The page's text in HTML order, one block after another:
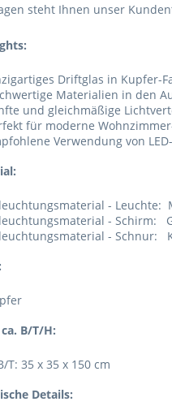
steht Ihnen unser
Driftglas in Kupfer-
Materialien in den
und gleichmäßige
für moderne
Verwendung von
- Leuchte:
- Schirm:
- Schnur:
B/T/H:
T: 35 x 35 x 150 cm
Details: